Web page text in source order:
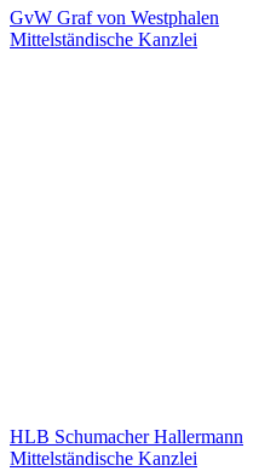
GvW Graf von Westphalen
Mittelständische Kanzlei
HLB Schumacher Hallermann
Mittelständische Kanzlei